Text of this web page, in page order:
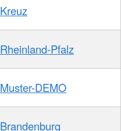
Kreuz
Rheinland-Pfalz
Muster-DEMO
Brandenburg